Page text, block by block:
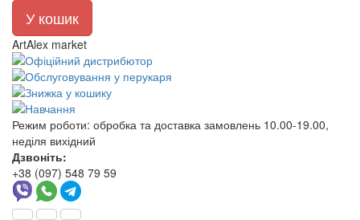
У кошик
ArtAlex market
Режим роботи: обробка та доставка замовлень 10.00-19.00,
неділя вихідний
Дзвоніть:
+38 (097) 548 79 59